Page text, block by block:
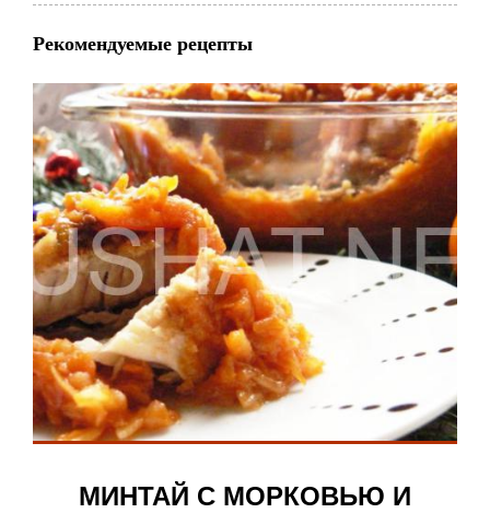
Рекомендуемые рецепты
МИНТАЙ С МОРКОВЬЮ И